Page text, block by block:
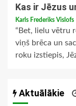
Kas ir Jēzus
Karls Frederiks Vislofs
“Bet, lielu vētru
viņš brēca un
roku izstiepis,
Aktuālākie